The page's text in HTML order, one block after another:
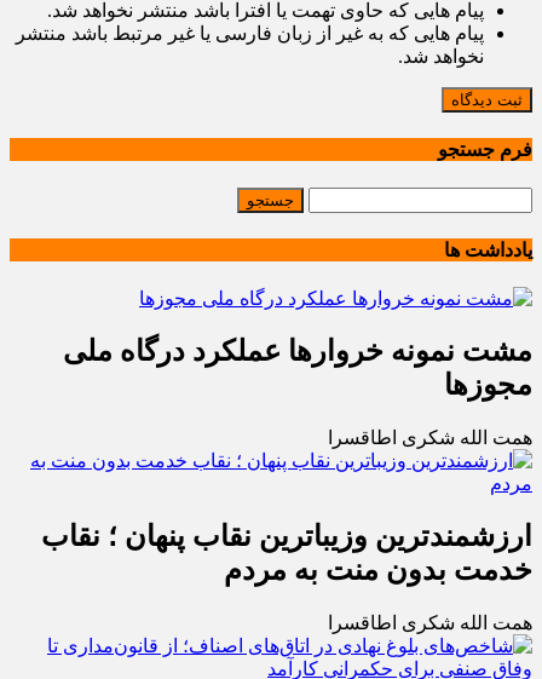
پیام هایی که حاوی تهمت یا افترا باشد منتشر نخواهد شد.
پیام هایی که به غیر از زبان فارسی یا غیر مرتبط باشد منتشر
نخواهد شد.
ثبت دیدگاه
فرم جستجو
یادداشت ها
مشت نمونه خروارها عملکرد درگاه ملی
مجوزها
همت الله شکری اطاقسرا
ارزشمندترین وزیباترین نقاب پنهان ؛ نقاب
خدمت بدون منت به مردم
همت الله شکری اطاقسرا